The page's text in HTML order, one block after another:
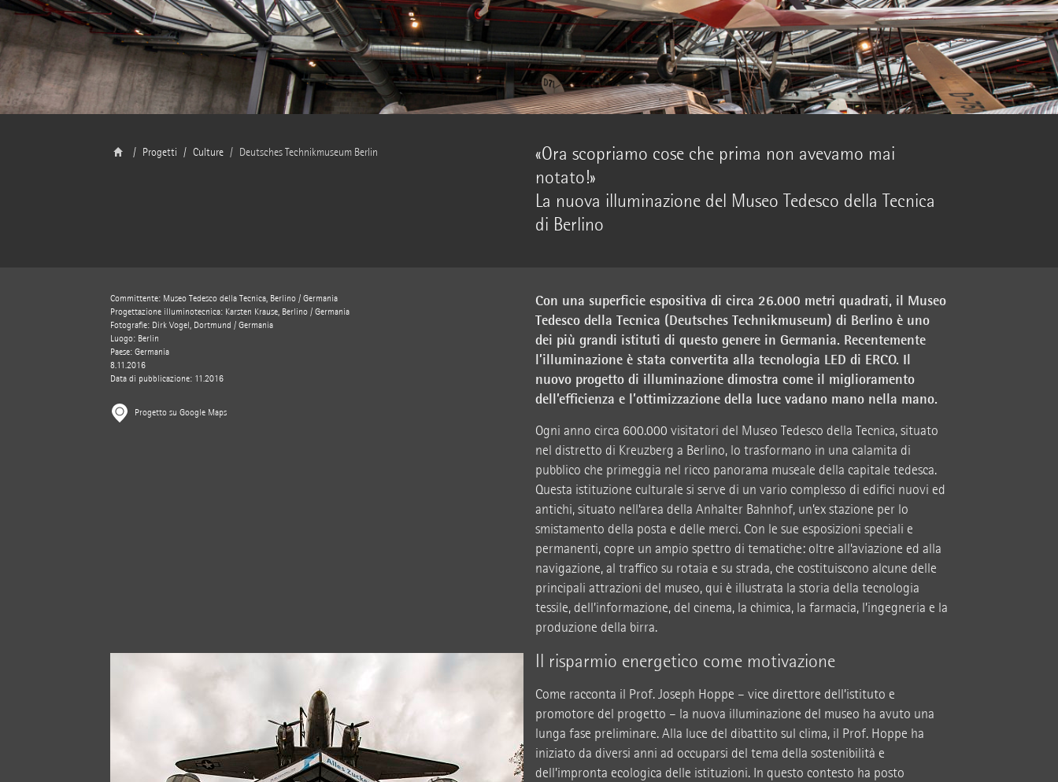
Progetti Culture Deutsches Technikmuseum Berlin
«Ora scopriamo cose che prima non avevamo mai
notato!»
La nuova illuminazione del Museo Tedesco della Tecnica
di Berlino
Committente: Museo Tedesco della Tecnica, Berlino / Germania
Progettazione illuminotecnica: Karsten Krause, Berlino / Germania
Fotografie: Dirk Vogel, Dortmund / Germania
Luogo: Berlin
Paese: Germania
8.11.2016
Data di pubblicazione: 11.2016
Progetto su Google Maps
Con una superficie espositiva di circa 26.000 metri quadrati, il Museo
Tedesco della Tecnica (Deutsches Technikmuseum) di Berlino è uno
dei più grandi istituti di questo genere in Germania. Recentemente
l’illuminazione è stata convertita alla tecnologia LED di ERCO. Il
nuovo progetto di illuminazione dimostra come il miglioramento
dell’efficienza e l’ottimizzazione della luce vadano mano nella mano.
Ogni anno circa 600.000 visitatori del Museo Tedesco della Tecnica, situato
nel distretto di Kreuzberg a Berlino, lo trasformano in una calamita di
pubblico che primeggia nel ricco panorama museale della capitale tedesca.
Questa istituzione culturale si serve di un vario complesso di edifici nuovi ed
antichi, situato nell’area della Anhalter Bahnhof, un’ex stazione per lo
smistamento della posta e delle merci. Con le sue esposizioni speciali e
permanenti, copre un ampio spettro di tematiche: oltre all’aviazione ed alla
navigazione, al traffico su rotaia e su strada, che costituiscono alcune delle
principali attrazioni del museo, qui è illustrata la storia della tecnologia
tessile, dell’informazione, del cinema, la chimica, la farmacia, l’ingegneria e la
produzione della birra.
Il risparmio energetico come motivazione
Come racconta il Prof. Joseph Hoppe – vice direttore dell’istituto e
promotore del progetto – la nuova illuminazione del museo ha avuto una
lunga fase preliminare. Alla luce del dibattito sul clima, il Prof. Hoppe ha
iniziato da diversi anni ad occuparsi del tema della sostenibilità e
dell’impronta ecologica delle istituzioni. In questo contesto ha posto